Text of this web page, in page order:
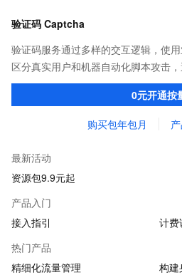
验证码 Captcha
验证码服务通过多样的交互逻辑，使
区分真实用户和机器自动化脚本攻击
失。主要适用于垃圾注册、刷库撞库
0元开通按
购买包年包月
最新活动
资源包9.9元起
产品入门
接入指引
计费
热门产品
精细化流量管理
构建